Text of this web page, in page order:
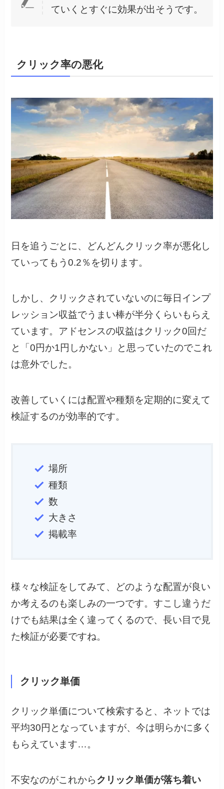
ていくとすぐに効果が出そうです。
クリック率の悪化
日を追うごとに、どんどんクリック率が悪化し
ていってもう0.2％を切ります。
しかし、クリックされていないのに毎日インプ
レッション収益でうまい棒が半分くらいもらえ
ています。アドセンスの収益はクリック0回だ
と「0円か1円しかない」と思っていたのでこれ
は意外でした。
改善していくには配置や種類を定期的に変えて
検証するのが効率的です。
場所
種類
数
大きさ
掲載率
様々な検証をしてみて、どのような配置が良い
か考えるのも楽しみの一つです。すこし違うだ
けでも結果は全く違ってくるので、長い目で見
た検証が必要ですね。
クリック単価
クリック単価について検索すると、ネットでは
平均30円となっていますが、今は明らかに多く
もらえています…。
不安なのがこれからクリック単価が落ち着い